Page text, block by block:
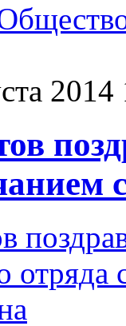
2014